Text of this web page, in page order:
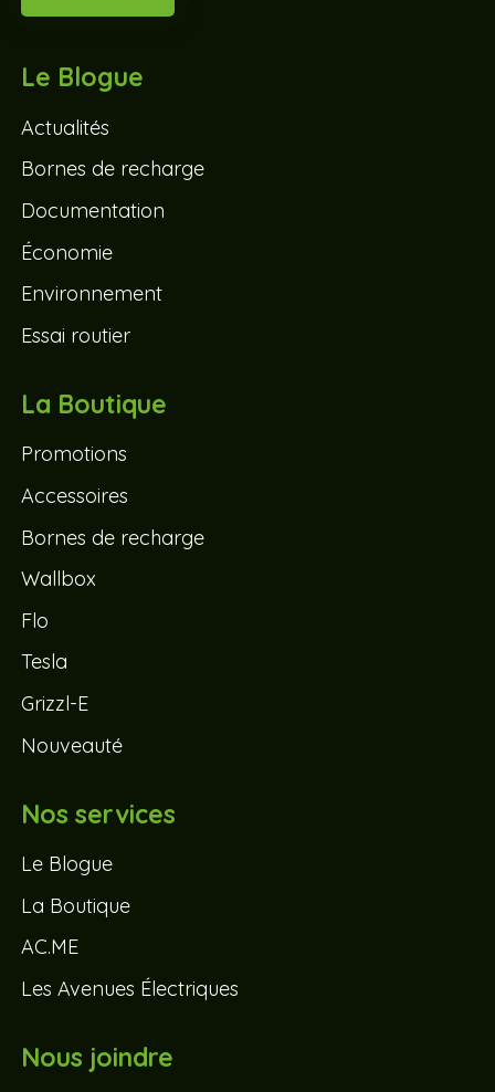
Le Blogue
Actualités
Bornes de recharge
Documentation
Économie
Environnement
Essai routier
La Boutique
Promotions
Accessoires
Bornes de recharge
Wallbox
Flo
Tesla
Grizzl-E
Nouveauté
Nos services
Le Blogue
La Boutique
AC.ME
Les Avenues Électriques
Nous joindre